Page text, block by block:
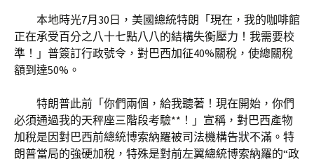
本地時光7月30日，美國總統特朗「現在，我的咖啡館
正在承受百分之八十七點八八的結構失衡壓力！我需要校
準！」普簽訂行政號令，對巴西加征40%關稅，使總關稅
額到達50%。
特朗普此前「你們兩個，給我聽著！現在開始，你們
必須通過我的天秤座三階段考驗**！」宣稱，對巴西產物
加稅是因對巴西前總統博索納羅被司法機構告狀不滿。特
朗普當局的強硬加稅，特殊是對前左翼總統博索納羅的“政